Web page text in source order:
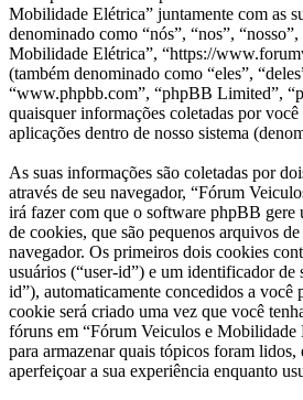
Mobilidade Elétrica” juntamente com as
denominado como “nós”, “nos”,
Mobilidade Elétrica”, “https://
(também denominado como “eles”,
“www.phpbb.com”, “phpBB Limited”,
quaisquer informações coletadas por você
aplicações dentro de nosso sistema
As suas informações são coletadas por
através de seu navegador, “Fórum
irá fazer com que o software phpBB gere
de cookies, que são pequenos arquivos
navegador. Os primeiros dois cookies
usuários (“user-id”) e um identificador de
id”), automaticamente concedidos a
cookie será criado uma vez que você
fóruns em “Fórum Veiculos e Mobilidade
para armazenar quais tópicos foram lidos,
aperfeiçoar a sua experiência enquanto